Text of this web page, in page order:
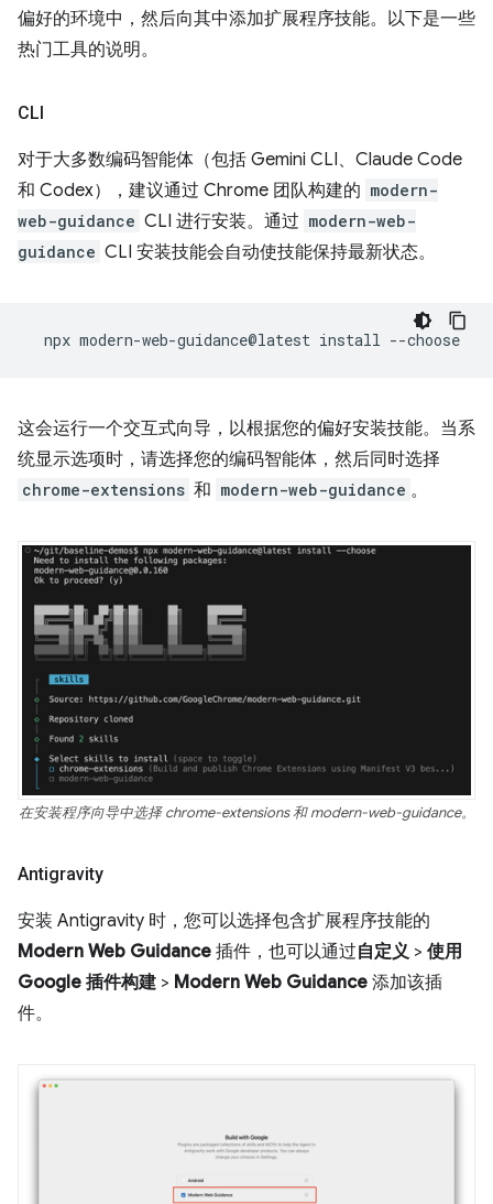
偏好的环境中，然后向其中添加扩展程序技能。以下是一些
热门工具的说明。
CLI
对于大多数编码智能体（包括 Gemini CLI、Claude Code
和 Codex），建议通过 Chrome 团队构建的 modern-
web-guidance CLI 进行安装。通过 modern-web-
guidance CLI 安装技能会自动使技能保持最新状态。
npx modern-web-guidance@latest install
这会运行一个交互式向导，以根据您的偏好安装技能。当系
统显示选项时，请选择您的编码智能体，然后同时选择
chrome-extensions 和 modern-web-guidance 。
在安装程序向导中选择 chrome-extensions 和 modern-web-guidance。
Antigravity
安装 Antigravity 时，您可以选择包含扩展程序技能的
Modern Web Guidance 插件，也可以通过自定义 > 使用
Google 插件构建 > Modern Web Guidance 添加该插
件。